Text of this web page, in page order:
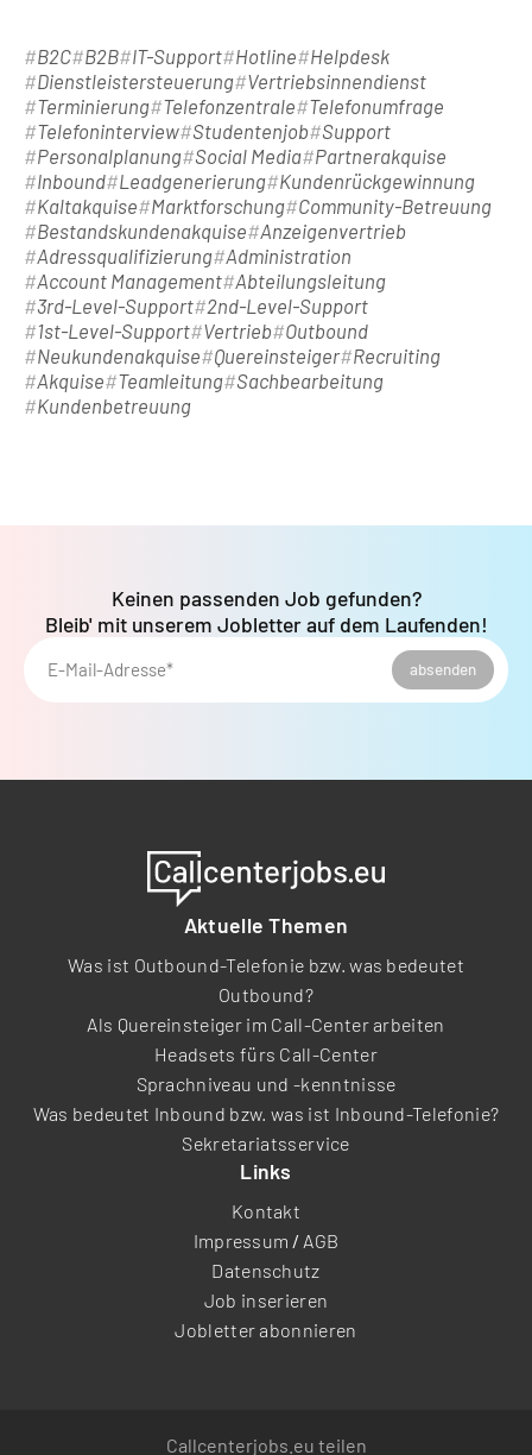
B2C B2B IT-Support Hotline
Helpdesk
Dienstleistersteuerung Vertriebsinnendienst
Terminierung Telefonzentrale
Telefonumfrage
Telefoninterview Studentenjob
Support
Personalplanung Social Media Partnerakquise
Inbound Leadgenerierung Kundenrückgewinnung
Kaltakquise
Marktforschung Community-Betreuung
Bestandskundenakquise Anzeigenvertrieb
Adressqualifizierung Administration
Account Management Abteilungsleitung
3rd-Level-Support 2nd-Level-Support
1st-Level-Support Vertrieb
Outbound
Neukundenakquise
Quereinsteiger Recruiting
Akquise
Teamleitung Sachbearbeitung
Kundenbetreuung
E-Mail-Adresse* absenden
Keinen passenden Job gefunden?
Bleib' mit unserem Jobletter auf dem Laufenden!
Aktuelle Themen
Was ist Outbound-Telefonie bzw. was bedeutet
Outbound?
Als Quereinsteiger im Call-Center arbeiten
Headsets fürs Call-Center
Sprachniveau und -kenntnisse
Was bedeutet Inbound bzw. was ist Inbound-Telefonie?
Sekretariatsservice
Links
Kontakt
Impressum / AGB
Datenschutz
Job inserieren
Jobletter abonnieren
Callcenterjobs.eu teilen